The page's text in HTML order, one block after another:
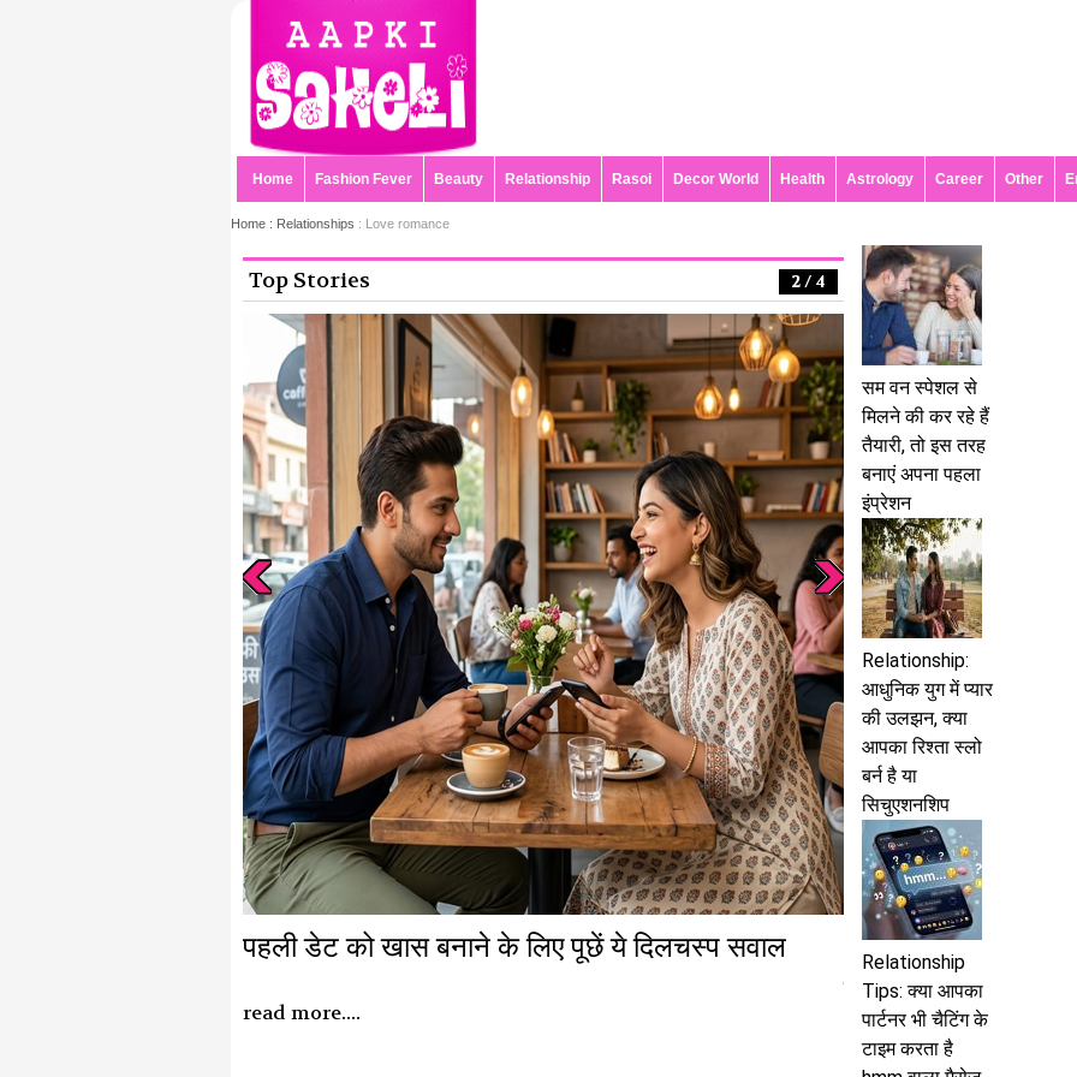
Home Fashion Fever Beauty Relationship Rasoi Decor World Health Astrology Career Other
Home : Relationships : Love romance
Top Stories
पहली डेट को खास बनाने के लिए पूछें ये दिलचस्प सवाल
read more....
Relationship
हैं, तो रोज अपनाएं ये
read more....
2 / 4
सम वन स्पेशल से
मिलने की कर रहे हैं
तैयारी, तो इस तरह
बनाएं अपना पहला
इंप्रेशन
Relationship:
आधुनिक युग में प्यार
की उलझन, क्या
आपका रिश्ता स्लो
बर्न है या
सिचुएशनशिप
Relationship
Tips: क्या आपका
पार्टनर भी चैटिंग के
टाइम करता है